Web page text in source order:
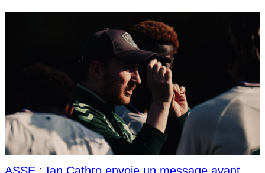
ASSE : Ian Cathro envoie un message avant